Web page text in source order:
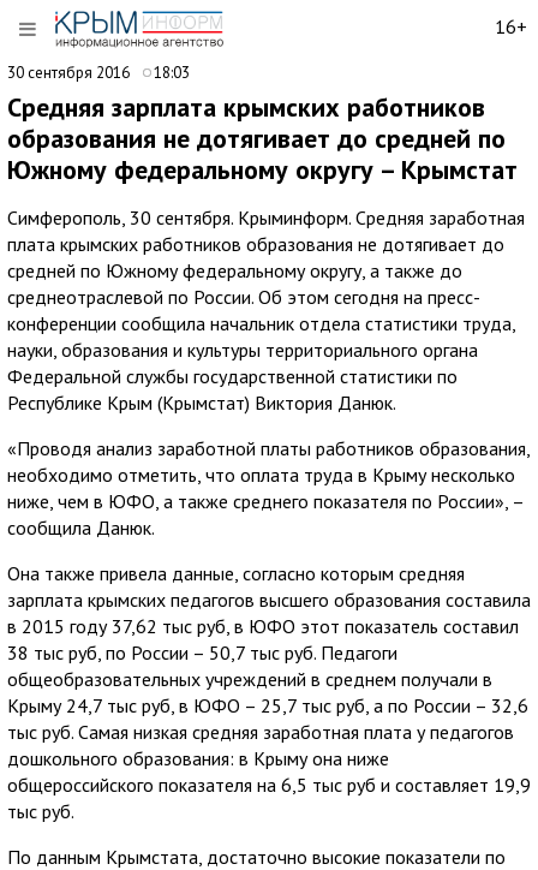
16+
30 сентября 2016 18:03
Средняя зарплата крымских работников
образования не дотягивает до средней по
Южному федеральному округу – Крымстат
Симферополь, 30 сентября. Крыминформ. Средняя заработная
плата крымских работников образования не дотягивает до
средней по Южному федеральному округу, а также до
среднеотраслевой по России. Об этом сегодня на пресс-
конференции сообщила начальник отдела статистики труда,
науки, образования и культуры территориального органа
Федеральной службы государственной статистики по
Республике Крым (Крымстат) Виктория Данюк.
«Проводя анализ заработной платы работников образования,
необходимо отметить, что оплата труда в Крыму несколько
ниже, чем в ЮФО, а также среднего показателя по России», –
сообщила Данюк.
Она также привела данные, согласно которым средняя
зарплата крымских педагогов высшего образования составила
в 2015 году 37,62 тыс руб, в ЮФО этот показатель составил
38 тыс руб, по России – 50,7 тыс руб. Педагоги
общеобразовательных учреждений в среднем получали в
Крыму 24,7 тыс руб, в ЮФО – 25,7 тыс руб, а по России – 32,6
тыс руб. Самая низкая средняя заработная плата у педагогов
дошкольного образования: в Крыму она ниже
общероссийского показателя на 6,5 тыс руб и составляет 19,9
тыс руб.
По данным Крымстата, достаточно высокие показатели по